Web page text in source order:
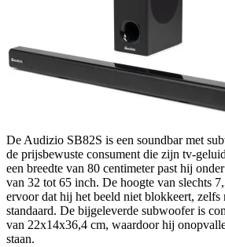
De Audizio SB82S is een soundbar met
de prijsbewuste consument die zijn tv-
een breedte van 80 centimeter past hij
van 32 tot 65 inch. De hoogte van slechts
ervoor dat hij het beeld niet blokkeert, zelfs
standaard. De bijgeleverde subwoofer is
van 22x14x36,4 cm, waardoor hij
staan.